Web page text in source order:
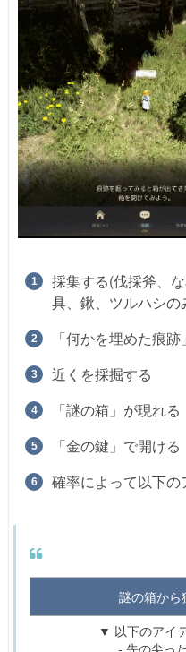
採集する(伐採斧、
具、鍬、ツルハシの
「何かを埋めた痕
近くを採掘する
「謎の箱」が現れる
「金の鍵」で開ける
確率によって以下の
謎の箱から
▼ 以下のアイ